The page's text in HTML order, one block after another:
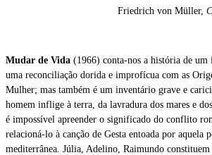
Friedrich von Müller,
Mudar de Vida (1966) conta-nos a história de
uma reconciliação dorida e improfícua com as
Mulher; mas também é um inventário grave e
homem inflige à terra, da lavradura dos mares e
é impossível apreender o significado do conflito
relacioná-lo à canção de Gesta entoada por aquela
mediterrânea. Júlia, Adelino, Raimundo constituem